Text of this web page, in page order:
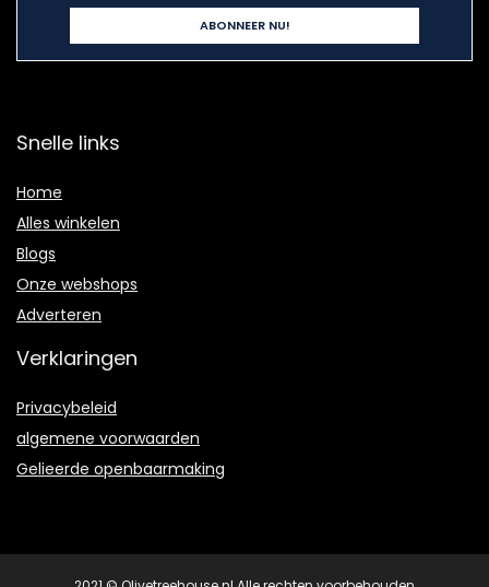
Snelle links
Home
Alles winkelen
Blogs
Onze webshops
Adverteren
Verklaringen
Privacybeleid
algemene voorwaarden
Gelieerde openbaarmaking